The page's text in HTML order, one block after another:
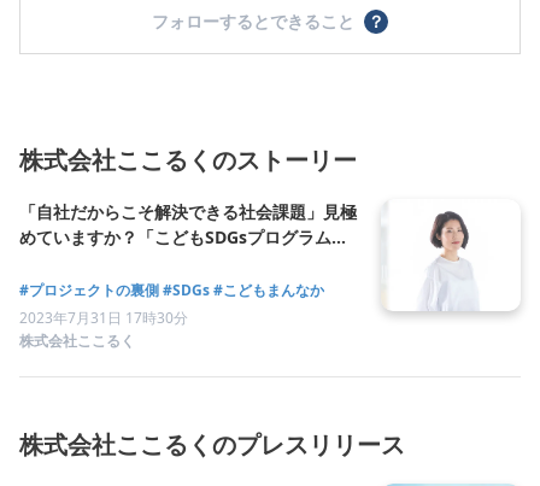
フォローするとできること
？
株式会社ここるくのストーリー
「自社だからこそ解決できる社会課題」見極
めていますか？「こどもSDGsプログラム」
#プロジェクトの裏側#SDGs#こどもまんなか
2023年7月31日 17時30分
株式会社ここるく
株式会社ここるくのプレスリリース